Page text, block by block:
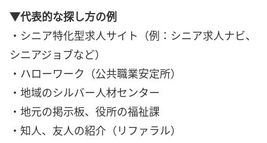
▼代表的な探し方の例
・シニア特化型求人サイト（例：シニア求人ナビ、
シニアジョブなど）
・ハローワーク（公共職業安定所）
・地域のシルバー人材センター
・地元の掲示板、役所の福祉課
・知人、友人の紹介（リファラル）